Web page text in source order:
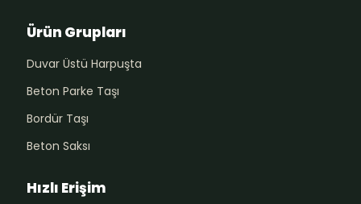
Ürün Grupları
Duvar Üstü Harpuşta
Beton Parke Taşı
Bordür Taşı
Beton Saksı
Hızlı Erişim